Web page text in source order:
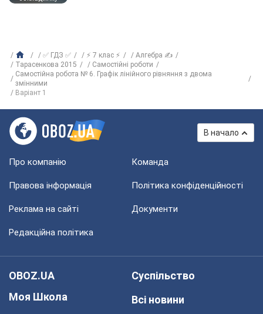
✅ ГДЗ ✅ ⚡ 7 клас ⚡
Алгебра ✍
Тарасенкова 2015
Самостійні роботи
Самостійна робота № 6. Графік лінійного рівняння з двома
змінними
Варіант 1
В начало
Про компанію Команда
Правова інформація Політика конфіденційності
Реклама на сайті Документи
Редакційна політика
OBOZ.UA
Моя Школа
Суспільство
Всі новини